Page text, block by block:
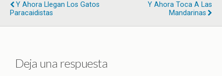
Y Ahora Llegan Los Gatos
Paracaidistas
Y Ahora Toca A Las
Mandarinas
Deja una respuesta